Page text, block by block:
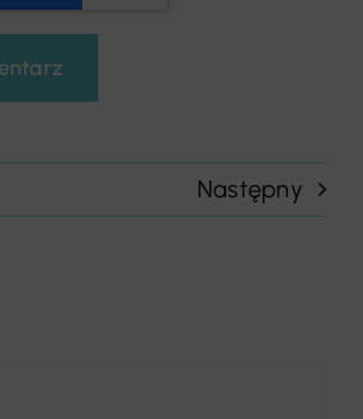
Następny